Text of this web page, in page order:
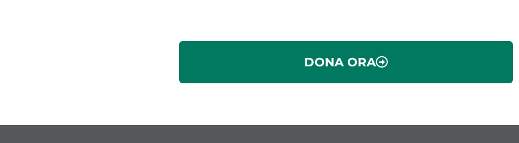
DONA ORA